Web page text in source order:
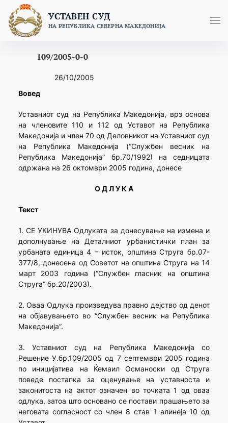
content
УСТАВЕН СУД
НА РЕПУБЛИКА СЕВЕРНА МАКЕДОНИЈА
109/2005-0-0
26/10/2005
Вовед
Уставниот суд на Република Македонија, врз основа
на членовите 110 и 112 од Уставот на Република
Македонија и член 70 од Деловникот на Уставниот суд
на Република Македонија (“Службен весник на
Република Македонија” бр.70/1992) на седницата
одржана на 26 октомври 2005 година, донесе
О Д Л У К А
Текст
1. СЕ УКИНУВА Одлуката за донесување на измена и
дополнување на Деталниот урбанистички план за
урбаната единица 4 – исток, општина Струга бр.07-
377/8, донесена од Советот на општина Струга на 14
март 2003 година (“Службен гласник на општина
Струга” бр.20/2003).
2. Оваа Одлука произведува правно дејство од денот
на објавувањето во “Службен весник на Република
Македонија”.
3. Уставниот суд на Република Македонија со
Решение У.бр.109/2005 од 7 септември 2005 година
по иницијатива на Ќемаил Османоски од Струга
поведе постапка за оценување на уставноста и
законитоста на актот означен во точката 1 од оваа
одлука, затоа што основано се постави прашањето за
неговата согласност со член 8 став 1 алинеја 10 од